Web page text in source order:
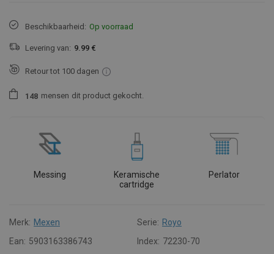
Beschikbaarheid: Op voorraad
Levering van: 9.99 €
Retour tot 100 dagen
1 48 mensen dit product gekocht.
Messing
Keramische
cartridge
Perlator
Merk: Mexen Serie: Royo
Ean: 5903163386743 Index: 72230-70